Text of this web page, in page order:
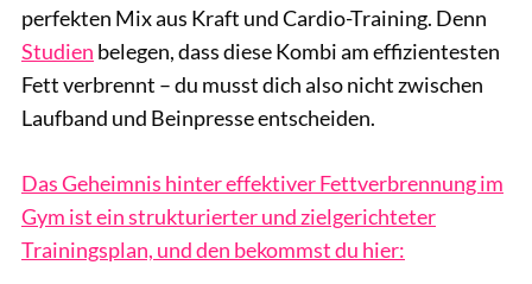
perfekten Mix aus Kraft und Cardio-Training. Denn
Studien belegen, dass diese Kombi am effizientesten
Fett verbrennt – du musst dich also nicht zwischen
Laufband und Beinpresse entscheiden.
Das Geheimnis hinter effektiver Fettverbrennung im
Gym ist ein strukturierter und zielgerichteter
Trainingsplan, und den bekommst du hier: